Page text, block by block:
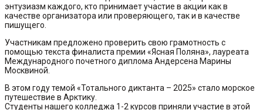
энтузиазм каждого, кто принимает участие в акции как в
качестве организатора или проверяющего, так и в качестве
пишущего.
Участникам предложено проверить свою грамотность с
помощью текста финалиста премии «Ясная Поляна», лауреата
Международного почетного диплома Андерсена Марины
Москвиной.
В этом году темой «Тотального диктанта – 2025» стало морское
путешествие в Арктику.
Студенты нашего колледжа 1-2 курсов приняли участие в этой